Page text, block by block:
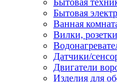
Бытовая
Бытовая
Ванная
Вилки,
Датчики/
Двигатели
Изделия для